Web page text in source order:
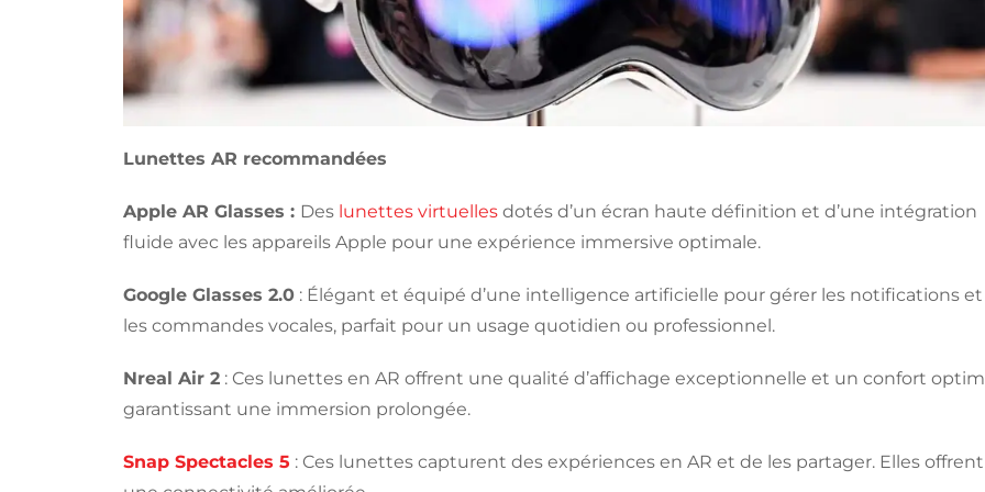
Lunettes AR recommandées
Apple AR Glasses : Des lunettes virtuelles dotés d’un écran haute définition et d’une intégration
fluide avec les appareils Apple pour une expérience immersive optimale.
Google Glasses 2.0 : Élégant et équipé d’une intelligence artificielle pour gérer les notifications et
les commandes vocales, parfait pour un usage quotidien ou professionnel.
Nreal Air 2 : Ces lunettes en AR offrent une qualité d’affichage exceptionnelle et un confort
garantissant une immersion prolongée.
Snap Spectacles 5 : Ces lunettes capturent des expériences en AR et de les partager. Elles offrent